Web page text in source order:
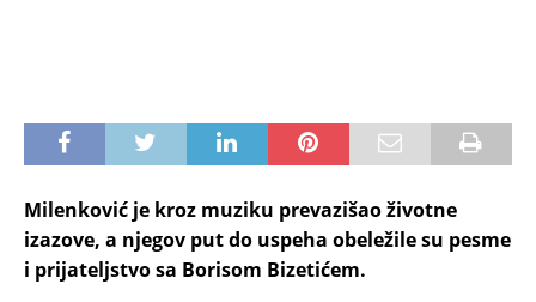
Milenković je kroz muziku prevazišao životne
izazove, a njegov put do uspeha obeležile su pesme
i prijateljstvo sa Borisom Bizetićem.